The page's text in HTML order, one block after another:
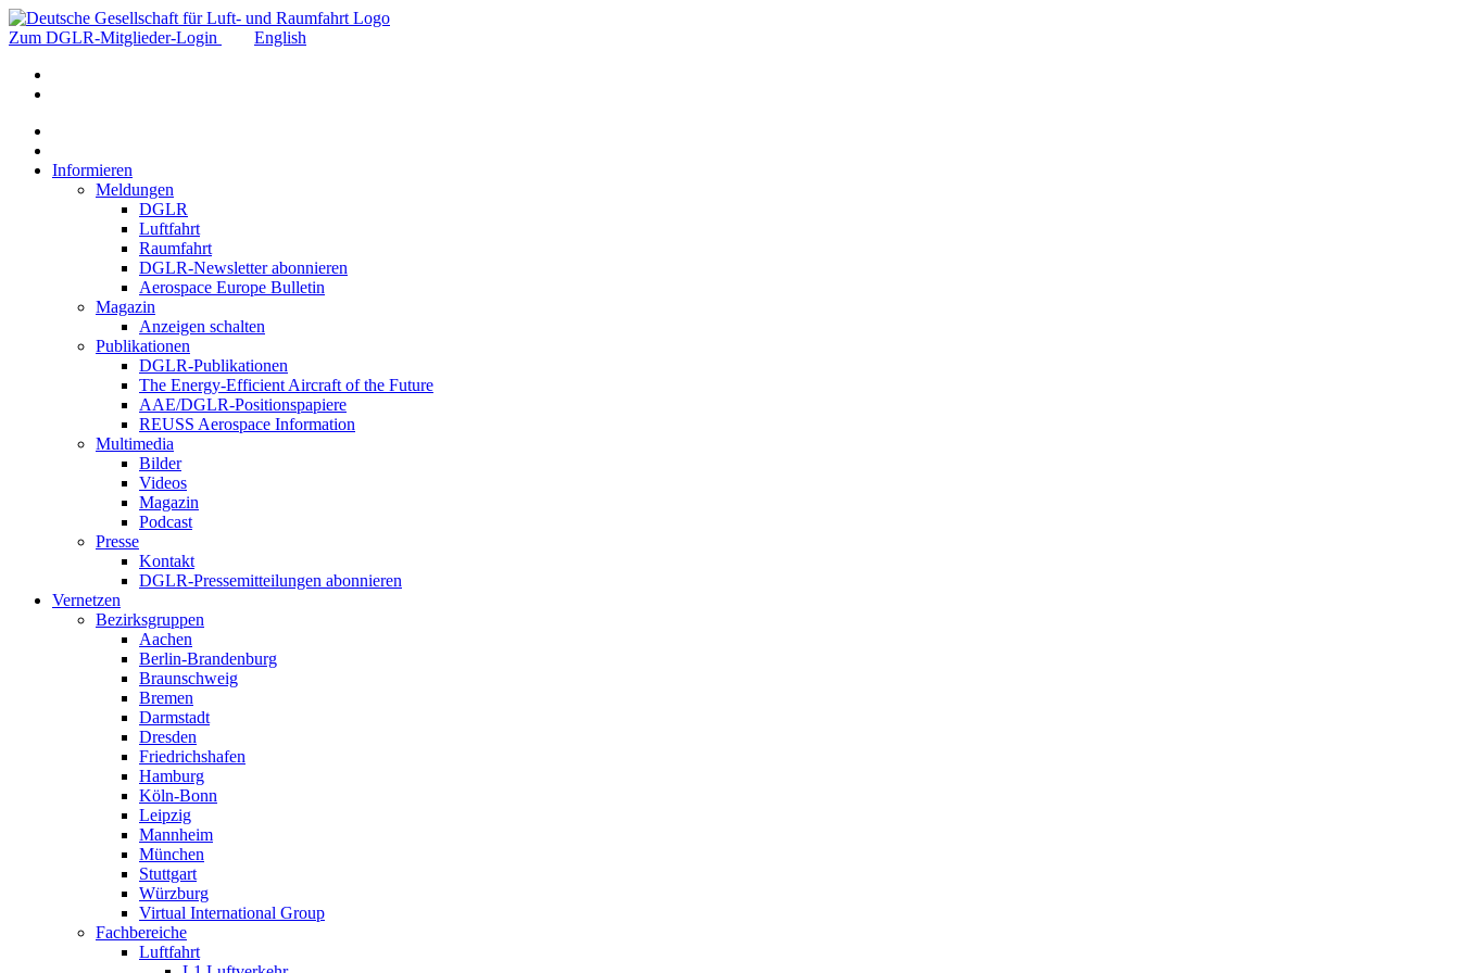
Zum DGLR-Mitglieder-Login English
Informieren
Meldungen
DGLR
Luftfahrt
Raumfahrt
DGLR-Newsletter abonnieren
Aerospace Europe Bulletin
Magazin
Anzeigen schalten
Publikationen
DGLR-Publikationen
The Energy-Efficient Aircraft of the Future
AAE/DGLR-Positionspapiere
REUSS Aerospace Information
Multimedia
Bilder
Videos
Magazin
Podcast
Presse
Kontakt
DGLR-Pressemitteilungen abonnieren
Vernetzen
Bezirksgruppen
Aachen
Berlin-Brandenburg
Braunschweig
Bremen
Darmstadt
Dresden
Friedrichshafen
Hamburg
Köln-Bonn
Leipzig
Mannheim
München
Stuttgart
Würzburg
Virtual International Group
Fachbereiche
Luftfahrt